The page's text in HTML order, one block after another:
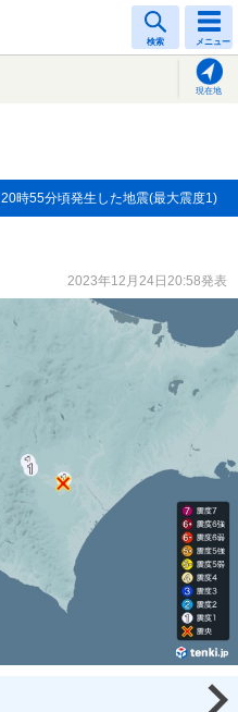
検索 メニュー
現在地
20時55分頃発生した地震(最大震度1)
2023年12月24日20:58発表